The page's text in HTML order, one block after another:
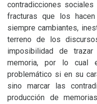
contradicciones
fracturas que los
siempre cambiantes,
terreno de los
imposibilidad de
memoria, por lo cual
problemático si en su
sino marcar las
producción de